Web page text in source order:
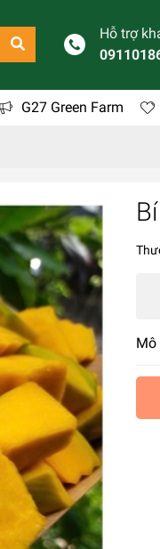
Hỗ trợ
G27 Green Farm
Mô